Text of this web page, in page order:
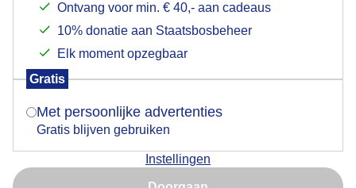
Ontvang voor min. € 40,- aan cadeaus
10% donatie aan Staatsbosbeheer
Elk moment opzegbaar
Gratis
Met persoonlijke advertenties
Gratis blijven gebruiken
Instellingen
Indien je hier nog geen akkoord op hebt gegeven,
verschijnt er zo een pop-up uit je browser waarin
Is goed, toon de popup
Nu niet, misschien later